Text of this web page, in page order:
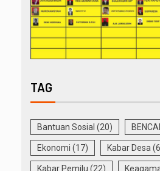
TAG
Bantuan Sosial (20)
Ekonomi (17) Kabar Desa
Kabar Pemilu (22)